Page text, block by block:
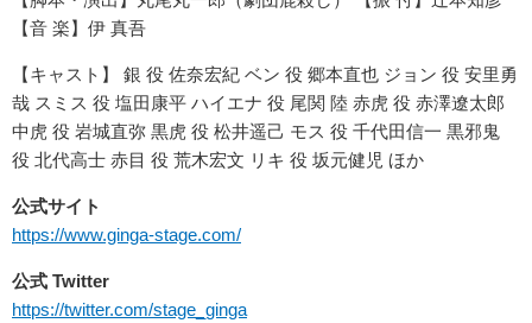
【音 楽】伊 真吾
【キャスト】 銀 役 佐奈宏紀 ベン 役 郷本直也 ジョン 役 安里勇
哉 スミス 役 塩田康平 ハイエナ 役 尾関 陸 赤虎 役 赤澤遼太郎
中虎 役 岩城直弥 黒虎 役 松井遥己 モス 役 千代田信一 黒邪鬼
役 北代高士 赤目 役 荒木宏文 リキ 役 坂元健児 ほか
公式サイト
https://www.ginga-stage.com/
公式 Twitter
https://twitter.com/stage_ginga